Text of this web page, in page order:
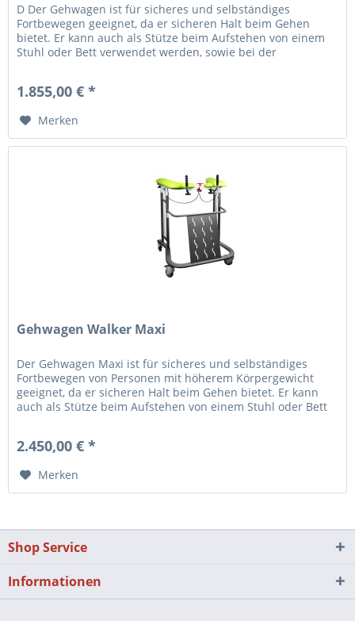
D Der Gehwagen ist für sicheres und selbständiges
Fortbewegen geeignet, da er sicheren Halt beim Gehen
bietet. Er kann auch als Stütze beim Aufstehen von einem
Stuhl oder Bett verwendet werden, sowie bei der
1.855,00 € *
Merken
Gehwagen Walker Maxi
Der Gehwagen Maxi ist für sicheres und selbständiges
Fortbewegen von Personen mit höherem Körpergewicht
geeignet, da er sicheren Halt beim Gehen bietet. Er kann
auch als Stütze beim Aufstehen von einem Stuhl oder Bett
2.450,00 € *
Merken
Shop Service
Informationen